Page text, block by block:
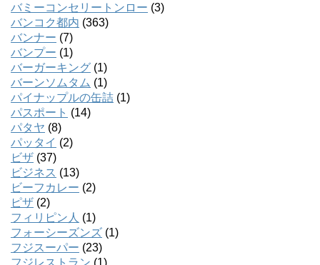
バミーコンセリートンロー (3)
バンコク都内 (363)
バンナー (7)
バンプー (1)
バーガーキング (1)
バーンソムタム (1)
パイナップルの缶詰 (1)
パスポート (14)
パタヤ (8)
パッタイ (2)
ビザ (37)
ビジネス (13)
ビーフカレー (2)
ピザ (2)
フィリピン人 (1)
フォーシーズンズ (1)
フジスーパー (23)
フジレストラン (1)